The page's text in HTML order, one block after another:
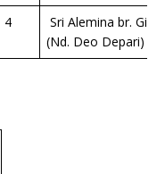
4
Sri Alemina br.
(Nd. Deo Depari)